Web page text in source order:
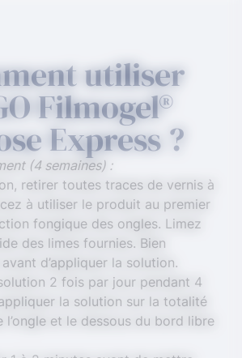
utiliser
Filmogel®
Express ?
(4 semaines) :
retirer toutes traces de vernis à
à utiliser le produit au premier
fongique des ongles. Limez
des limes fournies. Bien
d’appliquer la solution.
2 fois par jour pendant 4
la solution sur la totalité
l’ongle et le dessous du bord libre